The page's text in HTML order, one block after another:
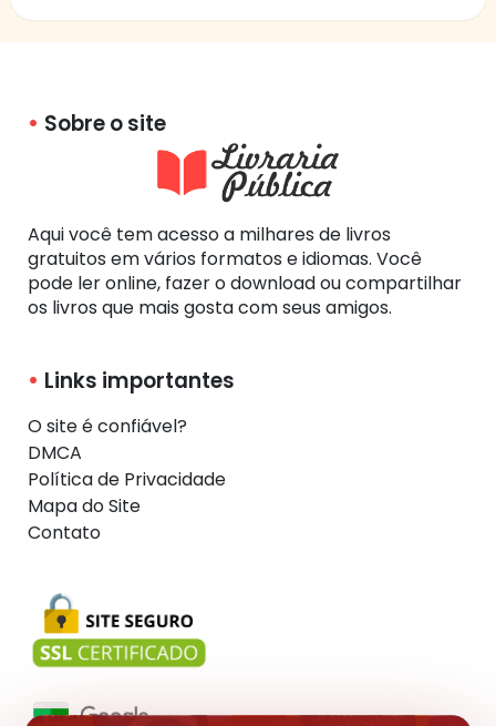
Sobre o site
Aqui você tem acesso a milhares de livros
gratuitos em vários formatos e idiomas. Você
pode ler online, fazer o download ou compartilhar
os livros que mais gosta com seus amigos.
Links importantes
O site é confiável?
DMCA
Política de Privacidade
Mapa do Site
Contato